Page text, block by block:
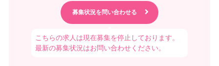
こちらの求人は現在募集を停止しております。
最新の募集状況はお問い合わせください。